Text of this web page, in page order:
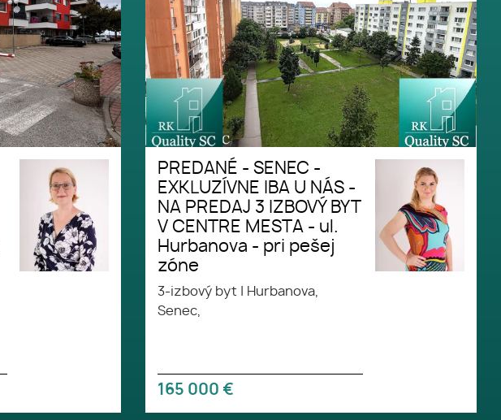
Hurbanova - pri pešej zóne
PREDANÉ - SENEC -
EXKLUZÍVNE IBA U NÁS -
NA PREDAJ 3 IZBOVÝ BYT
V CENTRE MESTA - ul.
Hurbanova - pri pešej
zóne
3-izbový byt
Hurbanova,
Senec,
165 000 €